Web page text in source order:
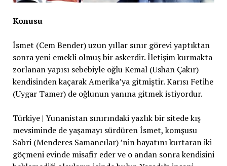
Konusu
İsmet (Cem Bender) uzun yıllar sınır görevi yaptıktan
sonra yeni emekli olmuş bir askerdir. İletişim kurmakta
zorlanan yapısı sebebiyle oğlu Kemal (Ushan Çakır)
kendisinden kaçarak Amerika’ya gitmiştir. Karısı Fetihe
(Uygar Tamer) de oğlunun yanına gitmek istiyordur.
Türkiye | Yunanistan sınırındaki yazlık bir sitede kış
mevsiminde de yaşamayı sürdüren İsmet, komşusu
Sabri (Menderes Samancılar) ’nin hayatını kurtaran iki
göçmeni evinde misafir eder ve o andan sonra kendisini